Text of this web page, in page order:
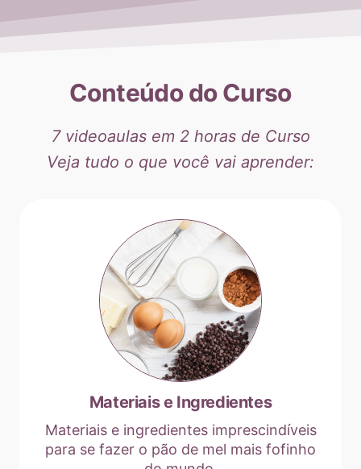
Conteúdo do Curso
7 videoaulas em 2 horas de Curso
Veja tudo o que você vai aprender:
Materiais e Ingredientes
Materiais e ingredientes imprescindíveis
para se fazer o pão de mel mais fofinho